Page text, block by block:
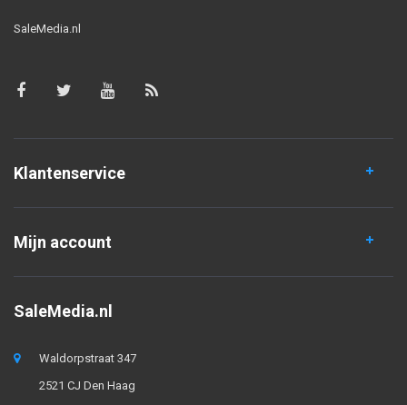
SaleMedia.nl
Klantenservice
Mijn account
SaleMedia.nl
Waldorpstraat 347
2521 CJ Den Haag